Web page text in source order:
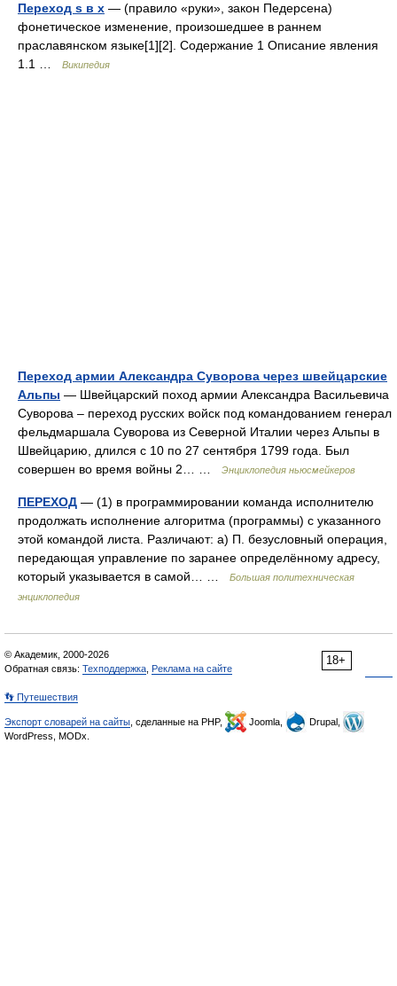
Переход s в x — (правило «руки», закон Педерсена)
фонетическое изменение, произошедшее в раннем
праславянском языке[1][2]. Содержание 1 Описание явления
1.1 …
Википедия
Переход армии Александра Суворова через швейцарские
Альпы — Швейцарский поход армии Александра Васильевича
Суворова – переход русских войск под командованием генерал
фельдмаршала Суворова из Северной Италии через Альпы в
Швейцарию, длился с 10 по 27 сентября 1799 года. Был
совершен во время войны 2… …
Энциклопедия ньюсмейкеров
ПЕРЕХОД — (1) в программировании команда исполнителю
продолжать исполнение алгоритма (программы) с указанного
этой командой листа. Различают: а) П. безусловный операция,
передающая управление по заранее определённому адресу,
который указывается в самой… …
Большая политехническая
энциклопедия
18+
© Академик, 2000-2026
Обратная связь: Техподдержка Реклама на сайте
👣 Путешествия
Экспорт словарей на сайты , сделанные на PHP, Joomla,
Drupal,
WordPress, MODx.